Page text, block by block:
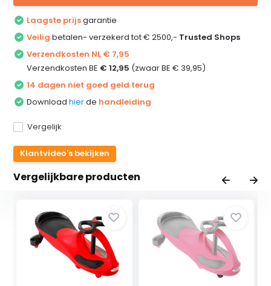
Klantvideo's bekijken
Laagste prijsgarantie
Veilig betalen- verzekerd tot € 2500,- Trusted Shops
Verzendkosten NL € 7,95
Verzendkosten BE € 12,95 (zwaar BE € 39,95)
14 dagen niet goed geld terug
Downloadhierde handleiding
Vergelijk
Vergelijkbare producten